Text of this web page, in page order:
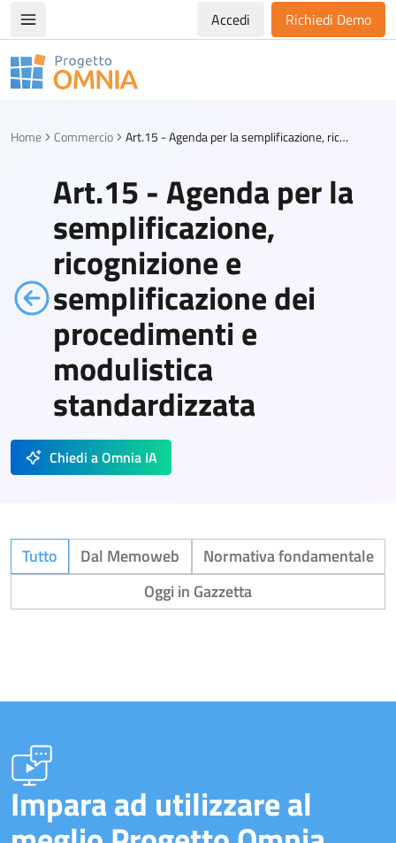
Apri/chiudi menù di navigazioneAccedi Richiedi Demo
Progetto Omnia
Home Commercio Art.15 - Agenda per la semplificazione, ricognizione e semplificazione dei procedimenti e modulistica standardizzata
Art.15 - Agenda per la
semplificazione,
ricognizione e
semplificazione dei
procedimenti e
modulistica
standardizzata
Chiedi a Omnia IA
Tutto Dal Memoweb
Normativa fondamentale
Oggi in Gazzetta
Impara ad utilizzare al